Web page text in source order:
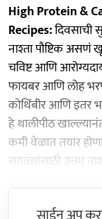
High Protein &
Recipes:दिवसाची
नाश्ता पौष्टिक
चविष्ट आणि
फायबर आणि लोह
कोथिंबीर आणि इतर
हे थालीपीठ
कमी वेळात तयार
सगळ्यांसाठी उत्तम